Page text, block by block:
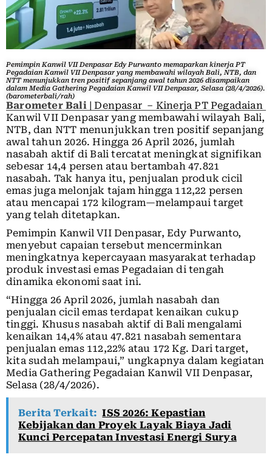
Pemimpin Kanwil VII Denpasar Edy Purwanto memaparkan kinerja PT
Pegadaian Kanwil VII Denpasar yang membawahi wilayah Bali, NTB, dan
NTT menunjukkan tren positif sepanjang awal tahun 2026 disampaikan
dalam Media Gathering Pegadaian Kanwil VII Denpasar, Selasa (28/4/2026).
(barometerbali/rah)
Barometer Bali| Denpasar – Kinerja PT Pegadaian
Kanwil VII Denpasar yang membawahi wilayah Bali,
NTB, dan NTT menunjukkan tren positif sepanjang
awal tahun 2026. Hingga 26 April 2026, jumlah
nasabah aktif di Bali tercatat meningkat signifikan
sebesar 14,4 persen atau bertambah 47.821
nasabah. Tak hanya itu, penjualan produk cicil
emas juga melonjak tajam hingga 112,22 persen
atau mencapai 172 kilogram—melampaui target
yang telah ditetapkan.
Pemimpin Kanwil VII Denpasar, Edy Purwanto,
menyebut capaian tersebut mencerminkan
meningkatnya kepercayaan masyarakat terhadap
produk investasi emas Pegadaian di tengah
dinamika ekonomi saat ini.
“Hingga 26 April 2026, jumlah nasabah dan
penjualan cicil emas terdapat kenaikan cukup
tinggi. Khusus nasabah aktif di Bali mengalami
kenaikan 14,4% atau 47.821 nasabah sementara
penjualan emas 112,22% atau 172 Kg. Dari target,
kita sudah melampaui,” ungkapnya dalam kegiatan
Media Gathering Pegadaian Kanwil VII Denpasar,
Selasa (28/4/2026).
Berita Terkait: ISS 2026: Kepastian
Kebijakan dan Proyek Layak Biaya Jadi
Kunci Percepatan Investasi Energi Surya